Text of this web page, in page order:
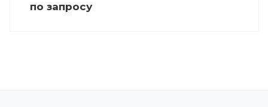
по запросу